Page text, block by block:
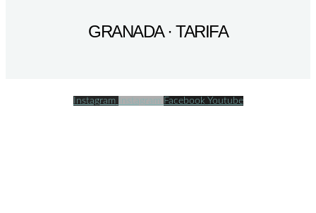
GRANADA · TARIFA
Instagram Instagram Facebook Youtube